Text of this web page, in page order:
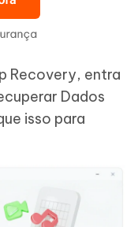
Recovery, entra
Dados
isso para